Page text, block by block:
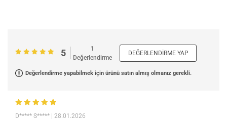
5
1
Değerlendirme
DEĞERLENDIRME YAP
Değerlendirme yapabilmek için ürünü satın almış olmanız gerekli.
D***** S***** | 28.01.2026